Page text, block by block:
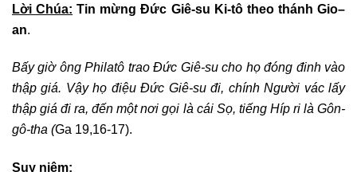
Lời Chúa: Tin mừng Đức Giê-su Ki-tô theo thánh Gio–
an.
Bấy giờ ông Philatô trao Đức Giê-su cho họ đóng đinh vào
thập giá. Vậy họ điệu Đức Giê-su đi, chính Người vác lấy
thập giá đi ra, đến một nơi gọi là cái Sọ, tiếng Híp ri là Gôn-
gô-tha (Ga 19,16-17).
Suy niệm: